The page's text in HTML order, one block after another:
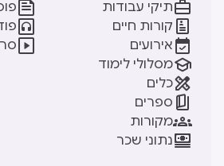
תיקי עבודות
קורות חיים 
אירועים 
מסלולי לימוד
כלים
ספרים 
מקורות
נתוני שכר


